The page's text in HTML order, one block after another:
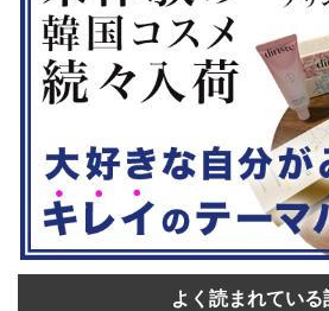
よく読まれている